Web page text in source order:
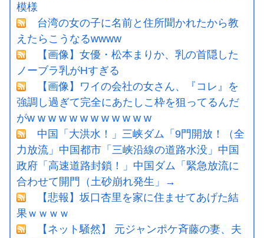
模様
台湾の女の子に名前と住所聞かれたから教
えたらこうなるwwww
【画像】女優・松本まりか、乳の首隠した
ノーブラ乳がHすぎる
【画像】ワイの会社の女さん、『コレ』を
強調し過ぎて完全にあたしこ枠を狙ってるんだ
がw w w w w w w w w w w w
中国「大洪水！」三峡ダム「9門開放！（全
力放流」中国都市「三峡沿線の道路水没」中国
政府「高速道路封鎖！」中国ダム「緊急放流に
合わせて開門（土砂崩れ発生」→
【悲報】坂口杏里を家に住ませてあげた結
果ｗｗｗｗ
【ネット騒然】 元ジャンポケ斉藤の妻、夫